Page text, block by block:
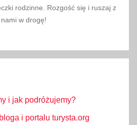
rodzinne. Rozgość się i ruszaj z
nami w drogę!
i jak podróżujemy?
i portalu turysta.org